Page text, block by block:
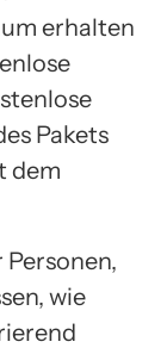
erhalten
Pakets
dem
wie